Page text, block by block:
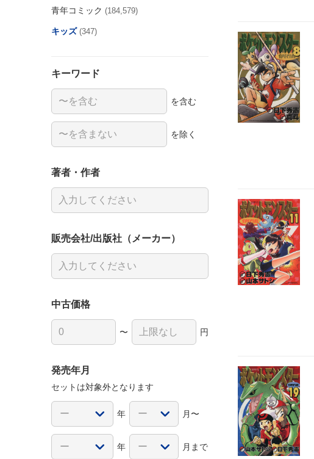
青年コミック (184,579)
キッズ (347)
キーワード
を含む
を除く
著者・作者
販売会社/出版社（メーカー）
中古価格
〜 円
発売年月
セットは対象外となります
年 月〜
年 月まで